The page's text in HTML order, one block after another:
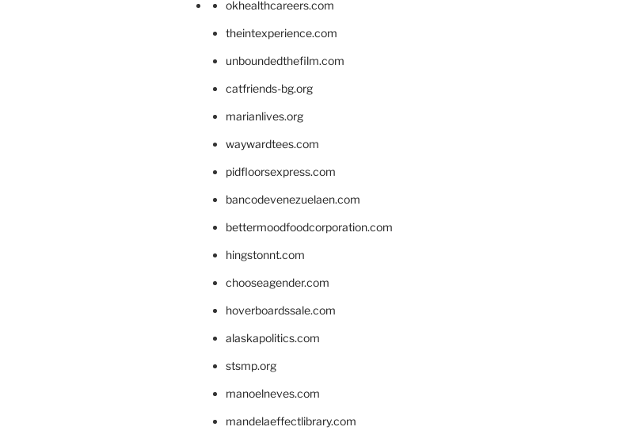
okhealthcareers.com
theintexperience.com
unboundedthefilm.com
catfriends-bg.org
marianlives.org
waywardtees.com
pidfloorsexpress.com
bancodevenezuelaen.com
bettermoodfoodcorporation.com
hingstonnt.com
chooseagender.com
hoverboardssale.com
alaskapolitics.com
stsmp.org
manoelneves.com
mandelaeffectlibrary.com